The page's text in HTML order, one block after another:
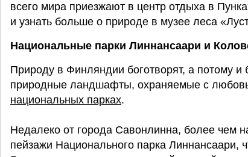
всего мира приезжают в центр отдыха в
и узнать больше о природе в музее леса
Национальные парки Линнансаари и
Природу в Финляндии боготворят, а потому
природные ландшафты, охраняемые с
национальных парках.
Недалеко от города Савонлинна, более чем
пейзажи Национального парка Линнансаари,